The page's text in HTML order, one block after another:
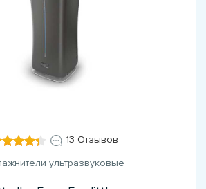
13 Отзывов
ультразвуковые